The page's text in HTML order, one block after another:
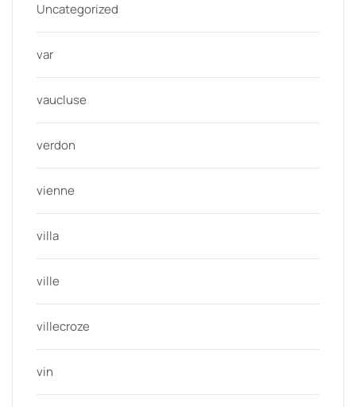
Uncategorized
var
vaucluse
verdon
vienne
villa
ville
villecroze
vin